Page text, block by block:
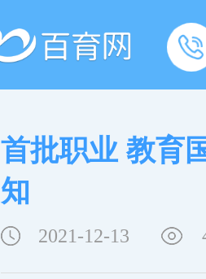
首批职业 教育
知
2021-12-13